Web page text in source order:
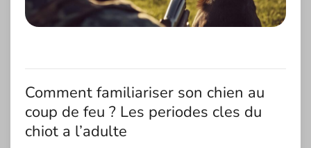
Comment familiariser son chien au
coup de feu ? Les periodes cles du
chiot a l’adulte